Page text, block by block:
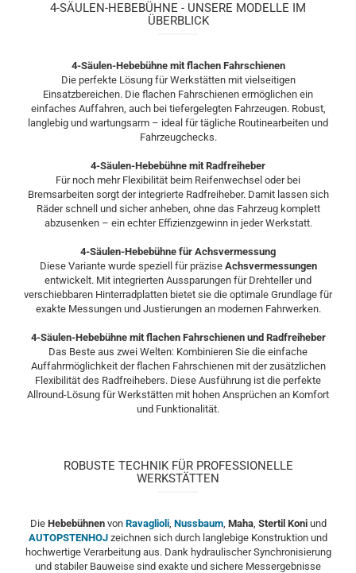
4-SÄULEN-HEBEBÜHNE - UNSERE MODELLE IM
ÜBERBLICK
4-Säulen-Hebebühne mit flachen Fahrschienen
Die perfekte Lösung für Werkstätten mit vielseitigen
Einsatzbereichen. Die flachen Fahrschienen ermöglichen ein
einfaches Auffahren, auch bei tiefergelegten Fahrzeugen. Robust,
langlebig und wartungsarm – ideal für tägliche Routinearbeiten und
Fahrzeugchecks.
4-Säulen-Hebebühne mit Radfreiheber
Für noch mehr Flexibilität beim Reifenwechsel oder bei
Bremsarbeiten sorgt der integrierte Radfreiheber. Damit lassen sich
Räder schnell und sicher anheben, ohne das Fahrzeug komplett
abzusenken – ein echter Effizienzgewinn in jeder Werkstatt.
4-Säulen-Hebebühne für Achsvermessung
Diese Variante wurde speziell für präzise Achsvermessungen
entwickelt. Mit integrierten Aussparungen für Drehteller und
verschiebbaren Hinterradplatten bietet sie die optimale Grundlage für
exakte Messungen und Justierungen an modernen Fahrwerken.
4-Säulen-Hebebühne mit flachen Fahrschienen und Radfreiheber
Das Beste aus zwei Welten: Kombinieren Sie die einfache
Auffahrmöglichkeit der flachen Fahrschienen mit der zusätzlichen
Flexibilität des Radfreihebers. Diese Ausführung ist die perfekte
Allround-Lösung für Werkstätten mit hohen Ansprüchen an Komfort
und Funktionalität.
ROBUSTE TECHNIK FÜR PROFESSIONELLE
WERKSTÄTTEN
Die Hebebühnen von Ravaglioli, Nussbaum, Maha, Stertil Koni und
AUTOPSTENHOJ zeichnen sich durch langlebige Konstruktion und
hochwertige Verarbeitung aus. Dank hydraulischer Synchronisierung
und stabiler Bauweise sind exakte und sichere Messergebnisse